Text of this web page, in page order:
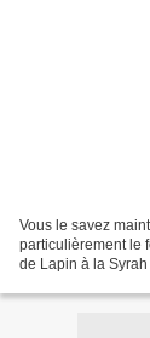
Vous le savez
particulièrement le
de Lapin à la